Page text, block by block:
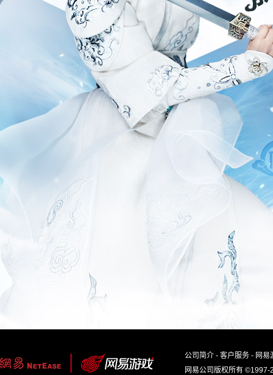
公司简介 - 客户服务 - 网易
网易公司版权所有